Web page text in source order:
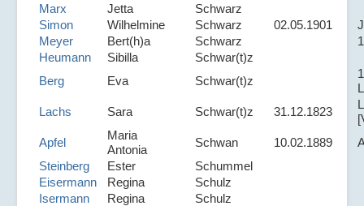
Marx
Jetta
Schwarz
Simon
Wilhelmine Schwarz 02.05.1901
Meyer
Bert(h)a Schwarz
Heumann
Sibilla
Schwar(t)z
Berg
Eva Schwar(t)z
Lachs
Sara Schwar(t)z 31.12.1823
Apfel
Maria
Antonia
Schwan 10.02.1889
Steinberg
Ester
Schummel
Eisermann
Regina
Schulz
Isermann
Regina
Schulz